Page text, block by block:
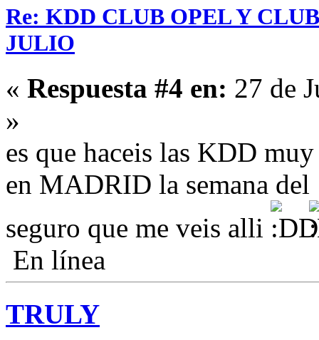
Re: KDD CLUB OPEL Y
JULIO
« Respuesta #4 en: 27 de
»
es que haceis las KDD
en MADRID la semana
seguro que me veis alli
En línea
TRULY